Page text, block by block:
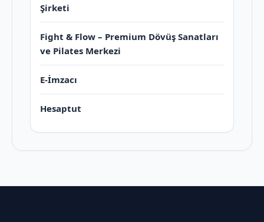
Şirketi
Fight & Flow – Premium Dövüş Sanatları
ve Pilates Merkezi
E-İmzacı
Hesaptut